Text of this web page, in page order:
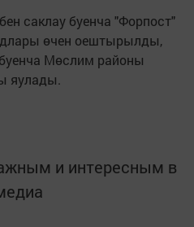
саклау буенча "Форпост"
өчен оештырылды,
Мөслим районы
яулады.
и интересным в